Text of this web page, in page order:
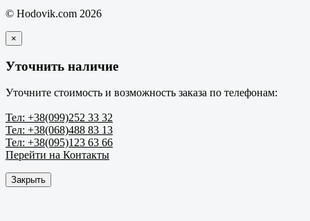
© Hodovik.com 2026
×
Уточнить наличие
Уточните стоимость и возможность заказа по телефонам:
Тел: +38(099)252 33 32
Тел: +38(068)488 83 13
Тел: +38(095)123 63 66
Перейти на Контакты
Закрыть